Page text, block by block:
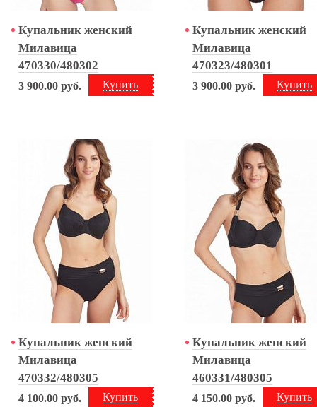
Купальник женский
Милавица
470330/480302
Купить
3 900.00 руб.
Купальник женский
Милавица
470323/480301
Купить
3 900.00 руб.
Купальник женский
Милавица
470332/480305
Купить
4 100.00 руб.
Купальник женский
Милавица
460331/480305
Купить
4 150.00 руб.